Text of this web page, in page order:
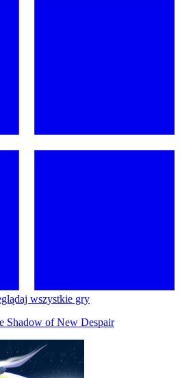
wszystkie gry
Shadow of New Despair